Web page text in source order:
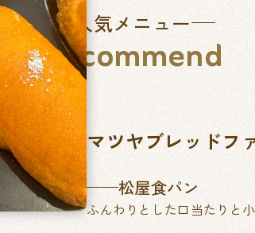
人気メニュー
Recommend
マツヤブレッドフ
松屋食パン
ふんわりとした口当たりと